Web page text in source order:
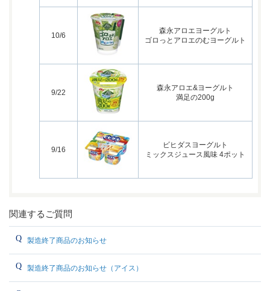
10/6
森永アロエヨーグルト
ゴロっとアロエのむヨーグルト
9/22
森永アロエ&ヨーグルト
満足の200g
9/16
ビヒダスヨーグルト
ミックスジュース風味 4ポット
関連するご質問
製造終了商品のお知らせ
製造終了商品のお知らせ（アイス）